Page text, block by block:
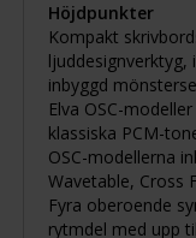
Höjdpunkter
Kompakt
inbyggd
Elva OSC-
klassiska PCM-
OSC-modellerna
Wavetable, Cross
Fyra oberoende
rytmdel med upp